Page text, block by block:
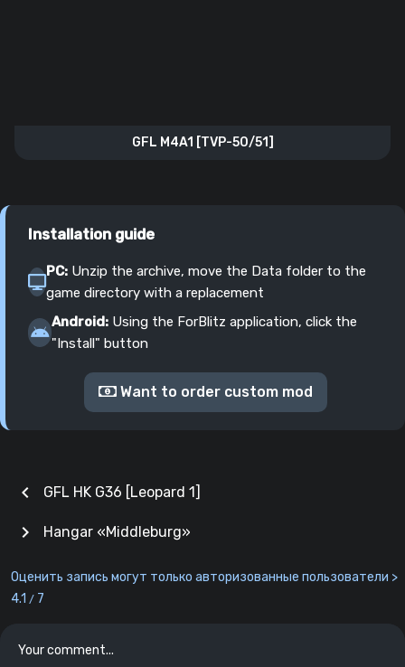
GFL M4A1 [TVP-50/51]
Installation guide
PC: Unzip the archive, move the Data folder to the
game directory with a replacement
Android: Using the ForBlitz application, click the
"Install" button
Want to order custom mod
chevron_left GFL HK G36 [Leopard 1]
Hangar «Middleburg»
chevron_right
Оценить запись могут только авторизованные пользователи >
4.1 / 7